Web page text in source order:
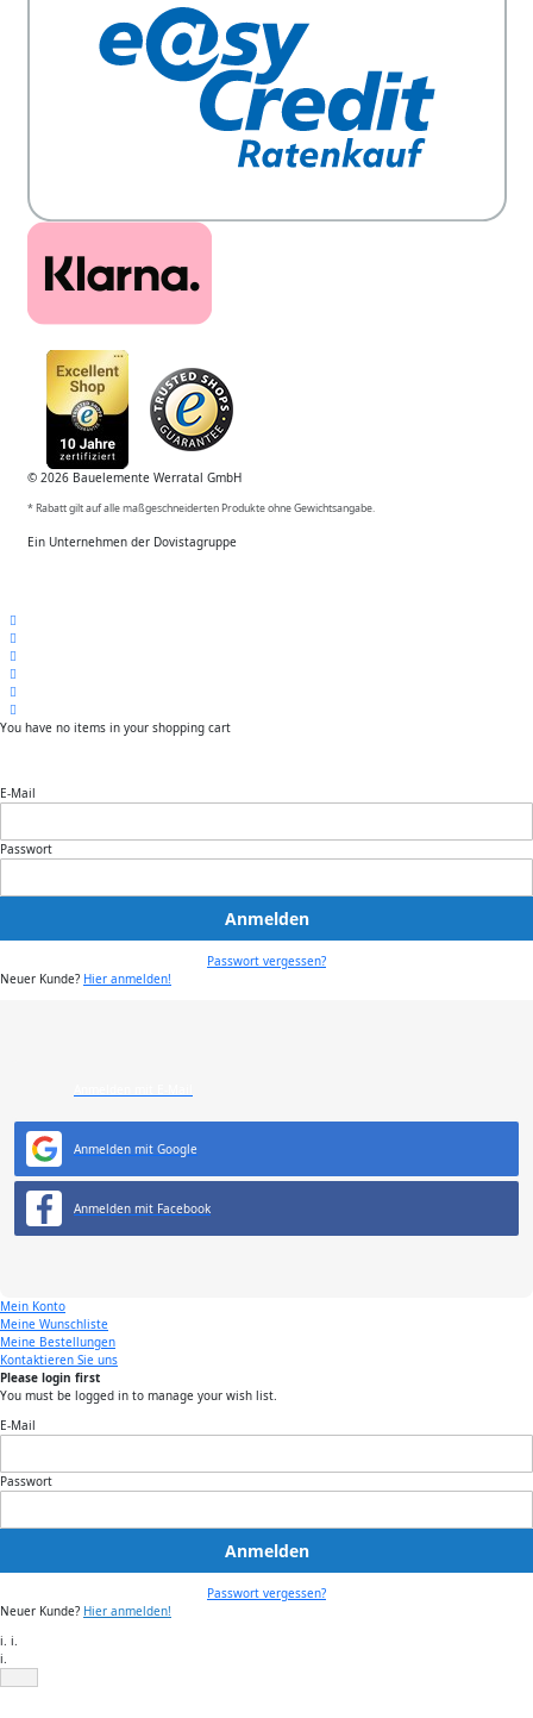
© 2026 Bauelemente Werratal GmbH
* Rabatt gilt auf alle maßgeschneiderten Produkte ohne Gewichtsangabe.
Ein Unternehmen der Dovistagruppe
You have no items in your shopping cart
E-Mail
Passwort
Anmelden
Passwort vergessen?
Neuer Kunde? Hier anmelden!
Anmelden mit Google
Anmelden mit Facebook
Mein Konto
Meine Wunschliste
Meine Bestellungen
Kontaktieren Sie uns
Please login first
You must be logged in to manage your wish list.
E-Mail
Passwort
Anmelden
Passwort vergessen?
Neuer Kunde? Hier anmelden!
i. i.
i.